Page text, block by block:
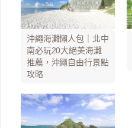
沖繩海灘懶人包｜北中
南必玩20大絕美海灘
推薦，沖繩自由行景點
攻略